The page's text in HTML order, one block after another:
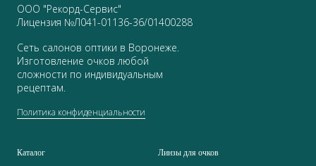
ООО "Рекорд-Сервис"
Лицензия №Л041-01136-36/01400288
Сеть салонов оптики в Воронеже.
Изготовление очков любой
сложности по индивидуальным
рецептам.
Политика конфиденциальности
Каталог Линзы для очков